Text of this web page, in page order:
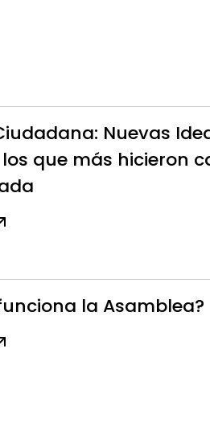
Nuevas
los que más hicieron
la Asamblea?